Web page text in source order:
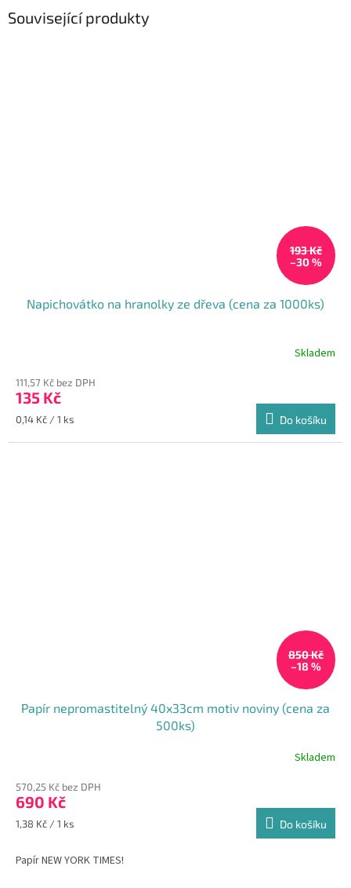
Související produkty
193 Kč
–30 %
Napichovátko na hranolky ze dřeva (cena za 1000ks)
Skladem
111,57 Kč bez DPH
135 Kč
Měrná
0,14 Kč / 1 ks Do košíku
850 Kč
–18 %
Papír nepromastitelný 40x33cm motiv noviny (cena za
500ks)
Skladem
570,25 Kč bez DPH
690 Kč
Měrná
1,38 Kč / 1 ks Do košíku
Papír NEW YORK TIMES!